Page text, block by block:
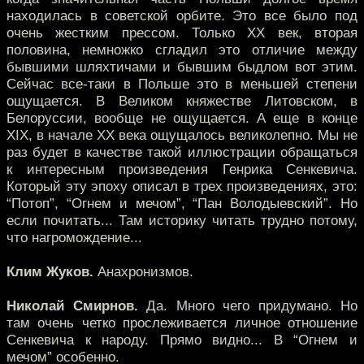
находилась в советской орбите. Это все было под
очень жестким прессом. Только XX век, вторая
половина, немножко сгладил это отличие между
бывшими шляхтичами и бывшим быдлом вот этим.
Сейчас все-таки в Польше это в меньшей степени
ощущается. В Великом княжестве Литовском, в
Белоруссии, вообще не ощущается. А еще в конце
XIX, в начале XX века ощущалось великолепно. Мы не
раз будет в качестве такой иллюстрации обращаться
к интересным произведения Генрика Сенкевича.
Который эту эпоху описал в трех произведениях, это:
“Потоп”, “Огнем и мечом”, “Пан Володыевский”. Но
если почитать... Там историку читать трудно потому,
что нагромождение...
Клим Жуков. Анахронизмов.
Николай Смирнов. Да. Много чего придумано. Но
там очень четко прослеживается личное отношение
Сенкевича к народу. Прямо видно... В “Огнем и
мечом” особенно.